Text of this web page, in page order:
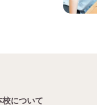
校について